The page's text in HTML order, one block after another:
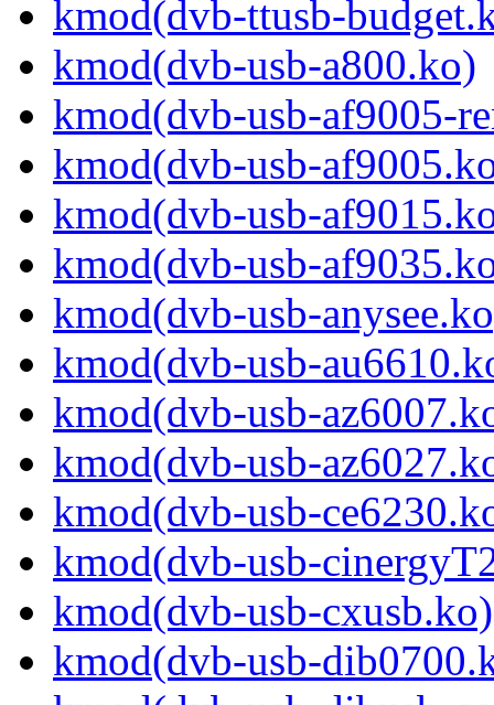
kmod(dvb-ttusb-
kmod(dvb-usb-a800.ko)
kmod(dvb-usb-af9005-
kmod(dvb-usb-
kmod(dvb-usb-
kmod(dvb-usb-
kmod(dvb-usb-
kmod(dvb-usb-
kmod(dvb-usb-
kmod(dvb-usb-
kmod(dvb-usb-
kmod(dvb-usb-
kmod(dvb-usb-cxusb.ko)
kmod(dvb-usb-